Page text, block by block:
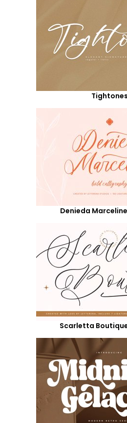
Tightones
Denieda Marceline
Scarletta Boutique